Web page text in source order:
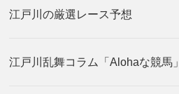
江戸川の厳選レース予想
江戸川乱舞コラム「Alohaな競馬」